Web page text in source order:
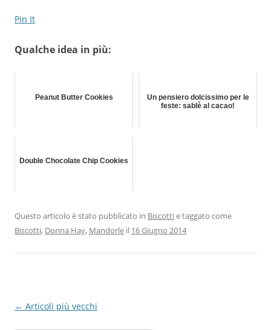
Pin It
Qualche idea in più:
Peanut Butter Cookies
Un pensiero dolcissimo per le
feste: sablè al cacao!
Double Chocolate Chip Cookies
Questo articolo è stato pubblicato in Biscottie taggato come
Biscotti, Donna Hay, Mandorle il 16 Giugno 2014
Navigazione
← Articoli più vecchi